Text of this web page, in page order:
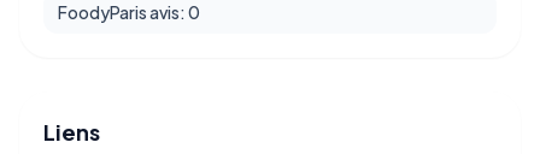
FoodyParis avis: 0
Liens